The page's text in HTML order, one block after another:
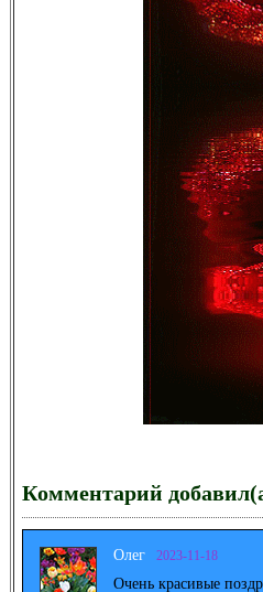
Комментарий
Олег 2023-11-18
Очень красивые